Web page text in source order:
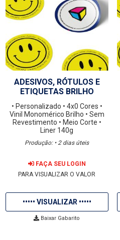
ADESIVOS, RÓTULOS E
ETIQUETAS BRILHO
• Personalizado • 4x0 Cores •
Vinil Monomérico Brilho • Sem
Revestimento • Meio Corte •
Liner 140g
Produção: • 2 dias úteis
FAÇA SEU LOGIN
PARA VISUALIZAR O VALOR
••••• VISUALIZAR •••••
Baixar Gabarito